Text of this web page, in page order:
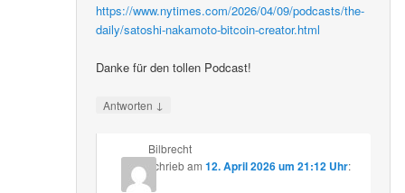
https://www.nytimes.com/2026/04/09/podcasts/the-
daily/satoshi-nakamoto-bitcoin-creator.html
Danke für den tollen Podcast!
Antworten ↓
Bilbrecht
schriebam 12. April 2026 um 21:12 Uhr: